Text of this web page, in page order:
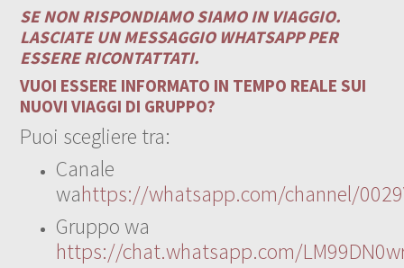
SE NON RISPONDIAMO SIAMO IN VIAGGIO.
LASCIATE UN MESSAGGIO WHATSAPP PER
ESSERE RICONTATTATI.
VUOI ESSERE INFORMATO IN TEMPO REALE SUI
NUOVI VIAGGI DI GRUPPO?
Puoi scegliere tra:
Canale
wahttps://whatsapp.com/channel/
Gruppo wa
https://chat.whatsapp.com/